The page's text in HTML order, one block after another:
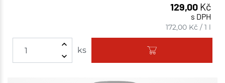
129,00 Kč
s DPH
172,00 Kč /1 l
ks